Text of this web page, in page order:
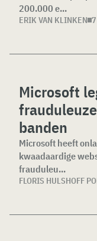
200.000 e...
ERIK VAN KLINKEN
Microsoft
banden
Microsoft heeft
kwaadaardige
frauduleu...
FLORIS HULSHOFF